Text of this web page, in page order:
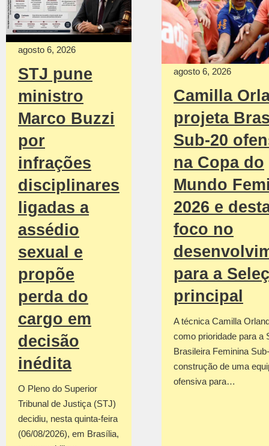
agosto 6, 2026
STJ pune
ministro
Marco Buzzi
por
infrações
disciplinares
ligadas a
assédio
sexual e
propõe
perda do
cargo em
decisão
inédita
O Pleno do Superior
Tribunal de Justiça (STJ)
decidiu, nesta quinta-feira
(06/08/2026), em Brasília,
agosto 6, 2026
Camilla
projeta
Sub-20
na Copa do
Mundo
2026 e
foco no
para a
principal
A técnica Camilla
como prioridade para a
Brasileira Feminina
construção de uma
ofensiva para…